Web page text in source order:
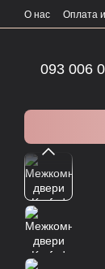
Перейти к
О нас Оплата
093 006